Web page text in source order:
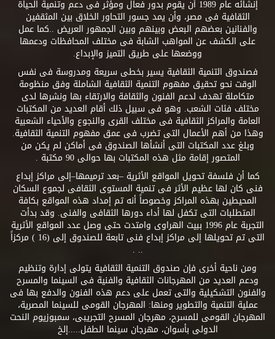
إنشائه عام 1989 أن يقوم بدور فعال ومؤثر فى دعم وتنمية الحياة
الثقافية فى مصر، وأن يمد جسور التحاور الخلاق بين المثقفين
والفنانين بعضهم البعض وبينهم وبين الجمهور العريض ..كما عمل
على الكشف عن المواهب الشابة فى مختلف المحافظات ودعمها
ووضعها على طريق التميز والإبداع.
فصندوق التنمية الثقافية يسير بخطى سريعة ومدروسة فى نفس
الوقت نحو تحقيق مفهوم التنمية الثقافية الشاملة وفق منظومة
متكاملة تهدف لدعم الفنون والثقافة والارتقاء بها ونشرها لدى
مختلف فئات الشعب. وهو فى سبيل ذلك أقام العديد من المكتبات
العامة والمراكز الثقافية فى مختلف القرى والنجوع والأحياء الشعبية
وهذا من أهم الأعمال التى تضرب فى عمق مفهوم التنمية الثقافية.
وبلغ عدد المكتبات التى أنشأها الصندوق فى أماكن لم يكن من
المتصور إقامة مثل هذه المكتبات بها حوالى 90 مكتبة .
كما أن فلسفة تحويل المواقع الأثرية –بعد ترميمها–إلى مراكز إبداع
فنى كان لها عظيم الأثر فى تنمية المستوى الثقافى لجموع السكان
المحيطين بهذه المراكز وخصوصاً أنه تم إمداد هذه المواقع بكافة
المتطلبات التى تكفل لها أداء دورها الثقافى والفنى. وقد بدأت
التجربة عام 1996 ببيت الهراوى وامتدت حتى وصل عدد المواقع الأثرية
التى تم تحويلها إلى مراكز إبداع فنى تابعة للصندوق إلى (16 ) مركزاً
.. .
ومن ناحية أخرى فإن صندوق التنمية الثقافية يتولى إدارة وتنظيم
ودعم العديد من المهرجانات الثقافية والفنية فى السينما والمسرح
والفنون التشكيلية والتى تعمل على دعم هذه الفنون والدفع بها فى
عملية التنمية والتطوير ومنها: المهرجان القومى للسينما المصرية،
المهرجان القومى للمسرح، مهرجان المسرح التجريبى، سمبوزيوم النحت
الدولى بأسوان، مهرجان سينما الطفل.....إلخ